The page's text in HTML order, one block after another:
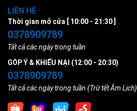
LIÊN HỆ
Thời gian mở cửa [ 10:00 - 21:30 ]
0378909789
Tất cả các ngày trong tuần
GÓP Ý & KHIẾU NẠI (12:00 - 20:30)
0378909789
Tất cả các ngày trong tuần (Trừ tết Âm Lịch)